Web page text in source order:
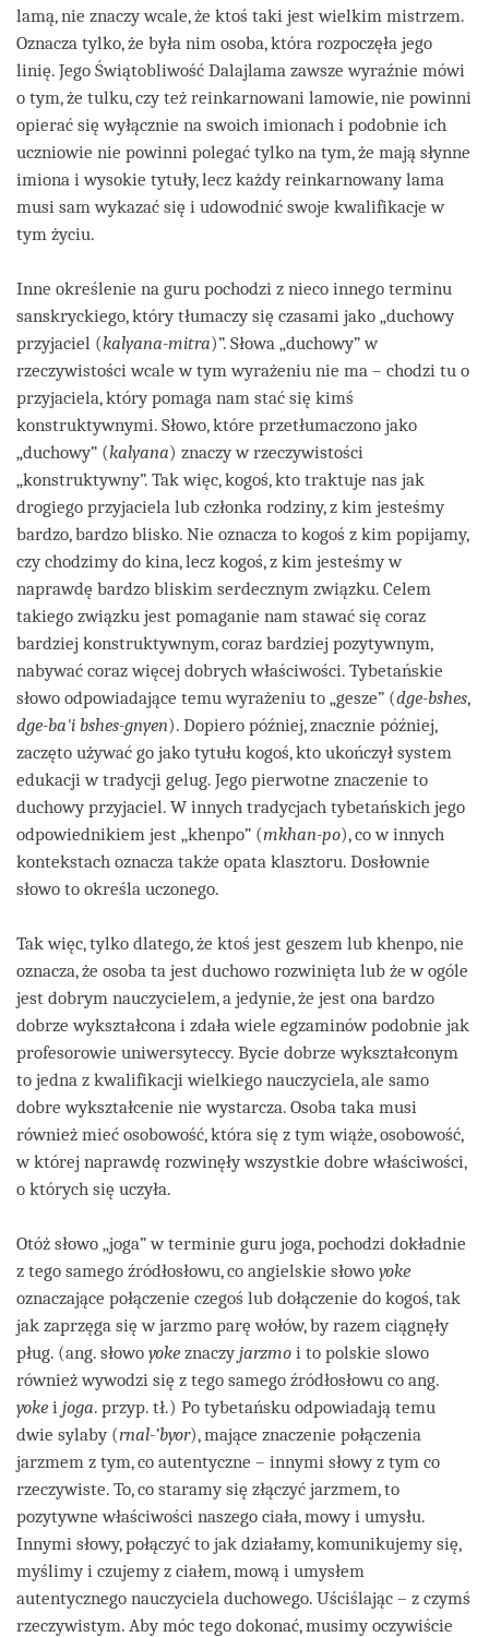
lamą, nie znaczy wcale, że ktoś taki jest wielkim mistrzem.
Oznacza tylko, że była nim osoba, która rozpoczęła jego
linię. Jego Świątobliwość Dalajlama zawsze wyraźnie mówi
o tym, że tulku, czy też reinkarnowani lamowie, nie powinni
opierać się wyłącznie na swoich imionach i podobnie ich
uczniowie nie powinni polegać tylko na tym, że mają słynne
imiona i wysokie tytuły, lecz każdy reinkarnowany lama
musi sam wykazać się i udowodnić swoje kwalifikacje w
tym życiu.
Inne określenie na guru pochodzi z nieco innego terminu
sanskryckiego, który tłumaczy się czasami jako „duchowy
przyjaciel (kalyana-mitra)”. Słowa „duchowy” w
rzeczywistości wcale w tym wyrażeniu nie ma – chodzi tu o
przyjaciela, który pomaga nam stać się kimś
konstruktywnymi. Słowo, które przetłumaczono jako
„duchowy” (kalyana) znaczy w rzeczywistości
„konstruktywny”. Tak więc, kogoś, kto traktuje nas jak
drogiego przyjaciela lub członka rodziny, z kim jesteśmy
bardzo, bardzo blisko. Nie oznacza to kogoś z kim popijamy,
czy chodzimy do kina, lecz kogoś, z kim jesteśmy w
naprawdę bardzo bliskim serdecznym związku. Celem
takiego związku jest pomaganie nam stawać się coraz
bardziej konstruktywnym, coraz bardziej pozytywnym,
nabywać coraz więcej dobrych właściwości. Tybetańskie
słowo odpowiadające temu wyrażeniu to „gesze” (dge-bshes,
dge-ba'i bshes-gnyen). Dopiero później, znacznie później,
zaczęto używać go jako tytułu kogoś, kto ukończył system
edukacji w tradycji gelug. Jego pierwotne znaczenie to
duchowy przyjaciel. W innych tradycjach tybetańskich jego
odpowiednikiem jest „khenpo” (mkhan-po), co w innych
kontekstach oznacza także opata klasztoru. Dosłownie
słowo to określa uczonego.
Tak więc, tylko dlatego, że ktoś jest geszem lub khenpo, nie
oznacza, że osoba ta jest duchowo rozwinięta lub że w ogóle
jest dobrym nauczycielem, a jedynie, że jest ona bardzo
dobrze wykształcona i zdała wiele egzaminów podobnie jak
profesorowie uniwersyteccy. Bycie dobrze wykształconym
to jedna z kwalifikacji wielkiego nauczyciela, ale samo
dobre wykształcenie nie wystarcza. Osoba taka musi
również mieć osobowość, która się z tym wiąże, osobowość,
w której naprawdę rozwinęły wszystkie dobre właściwości,
o których się uczyła.
Otóż słowo „joga” w terminie guru joga, pochodzi dokładnie
z tego samego źródłosłowu, co angielskie słowo yoke
oznaczające połączenie czegoś lub dołączenie do kogoś, tak
jak zaprzęga się w jarzmo parę wołów, by razem ciągnęły
pług. (ang. słowo yoke znaczyjarzmo i to polskie slowo
również wywodzi się z tego samego źródłosłowu co ang.
yoke i joga. przyp. tł.) Po tybetańsku odpowiadają temu
dwie sylaby (rnal-’byor), mające znaczenie połączenia
jarzmem z tym, co autentyczne – innymi słowy z tym co
rzeczywiste. To, co staramy się złączyć jarzmem, to
pozytywne właściwości naszego ciała, mowy i umysłu.
Innymi słowy, połączyć to jak działamy, komunikujemy się,
myślimy i czujemy z ciałem, mową i umysłem
autentycznego nauczyciela duchowego. Uściślając – z czymś
rzeczywistym. Aby móc tego dokonać, musimy oczywiście